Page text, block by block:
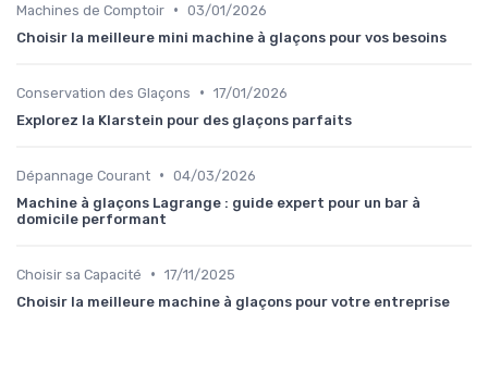
Machines de Comptoir • 03/01/2026
Choisir la meilleure mini machine à glaçons pour vos besoins
Conservation des Glaçons • 17/01/2026
Explorez la Klarstein pour des glaçons parfaits
Dépannage Courant • 04/03/2026
Machine à glaçons Lagrange : guide expert pour un bar à
domicile performant
Choisir sa Capacité • 17/11/2025
Choisir la meilleure machine à glaçons pour votre entreprise